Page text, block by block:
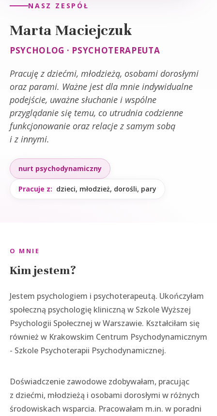
NASZ ZESPÓŁ
Marta Maciejczuk
PSYCHOLOG · PSYCHOTERAPEUTA
Pracuję z dziećmi, młodzieżą, osobami dorosłymi
oraz parami. Ważne jest dla mnie indywidualne
podejście, uważne słuchanie i wspólne
przyglądanie się temu, co utrudnia codzienne
funkcjonowanie oraz relacje z samym sobą
i z innymi.
nurt psychodynamiczny
Pracuje z: dzieci, młodzież, dorośli, pary
O MNIE
Kim jestem?
Jestem psychologiem i psychoterapeutą. Ukończyłam
społeczną psychologię kliniczną w Szkole Wyższej
Psychologii Społecznej w Warszawie. Kształciłam się
również w Krakowskim Centrum Psychodynamicznym
- Szkole Psychoterapii Psychodynamicznej.
Doświadczenie zawodowe zdobywałam, pracując
z dziećmi, młodzieżą i osobami dorosłymi w różnych
środowiskach wsparcia. Pracowałam m.in. w poradni